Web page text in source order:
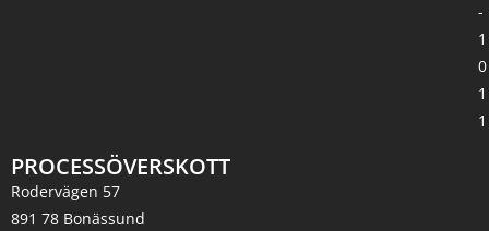
PROCESSÖVERSKOTT
Rodervägen 57
891 78 Bonässund
-
1
0
1
1